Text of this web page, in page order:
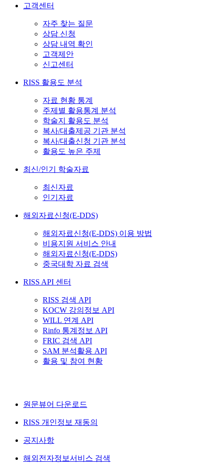
고객센터
자주 찾는 질문
상담 신청
상담 내역 확인
고객제안
신고센터
RISS 활용도 분석
자료 현황 통계
주제별 활용통계 분석
학술지 활용도 분석
복사/대출제공 기관 분석
복사/대출신청 기관 분석
활용도 높은 주제
최신/인기 학술자료
최신자료
인기자료
해외자료신청(E-DDS)
해외자료신청(E-DDS) 이용 방법
비용지원 서비스 안내
해외자료신청(E-DDS)
중국대학 자료 검색
RISS API 센터
RISS 검색 API
KOCW 강의정보 API
WILL 연계 API
Rinfo 통계정보 API
FRIC 검색 API
SAM 분석활용 API
활용 및 참여 현황
원문뷰어 다운로드
RISS 개인정보 재동의
공지사항
해외전자정보서비스 검색